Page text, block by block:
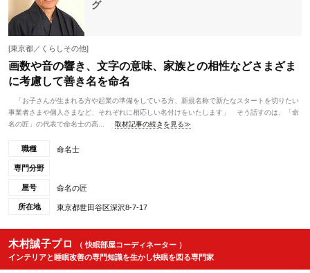
グ
[東京都／くらしその他]
画数や音の響き、文字の意味、家族との相性などさまざま
に考慮して善き名を命名
「お子さんが生まれる方や起業の準備をしている方、新規名称で新たなスタートを切りたい
事業者さまや個人さまなど、それぞれに相応しい名付けをいたします」 そう話すのは、「命
名の匠」の代表で命名士の高...
取材記事の続きを見る≫
職種 命名士
専門分野
屋号 命名の匠
所在地 東京都世田谷区深沢8-7-17
木村誠子プロ
（ 快眠部屋コーディネーター ）
インテリアと睡眠改善の専門知識を生かし快眠を図る専門家